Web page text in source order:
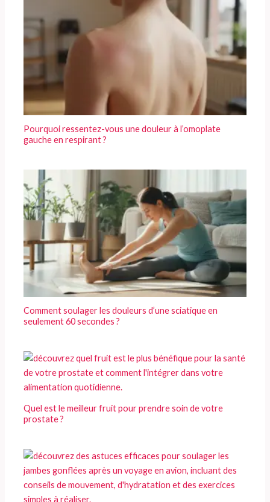
Pourquoi ressentez-vous une douleur à l’omoplate
gauche en respirant ?
Comment soulager les douleurs d’une sciatique en
seulement 60 secondes ?
Quel est le meilleur fruit pour prendre soin de votre
prostate ?